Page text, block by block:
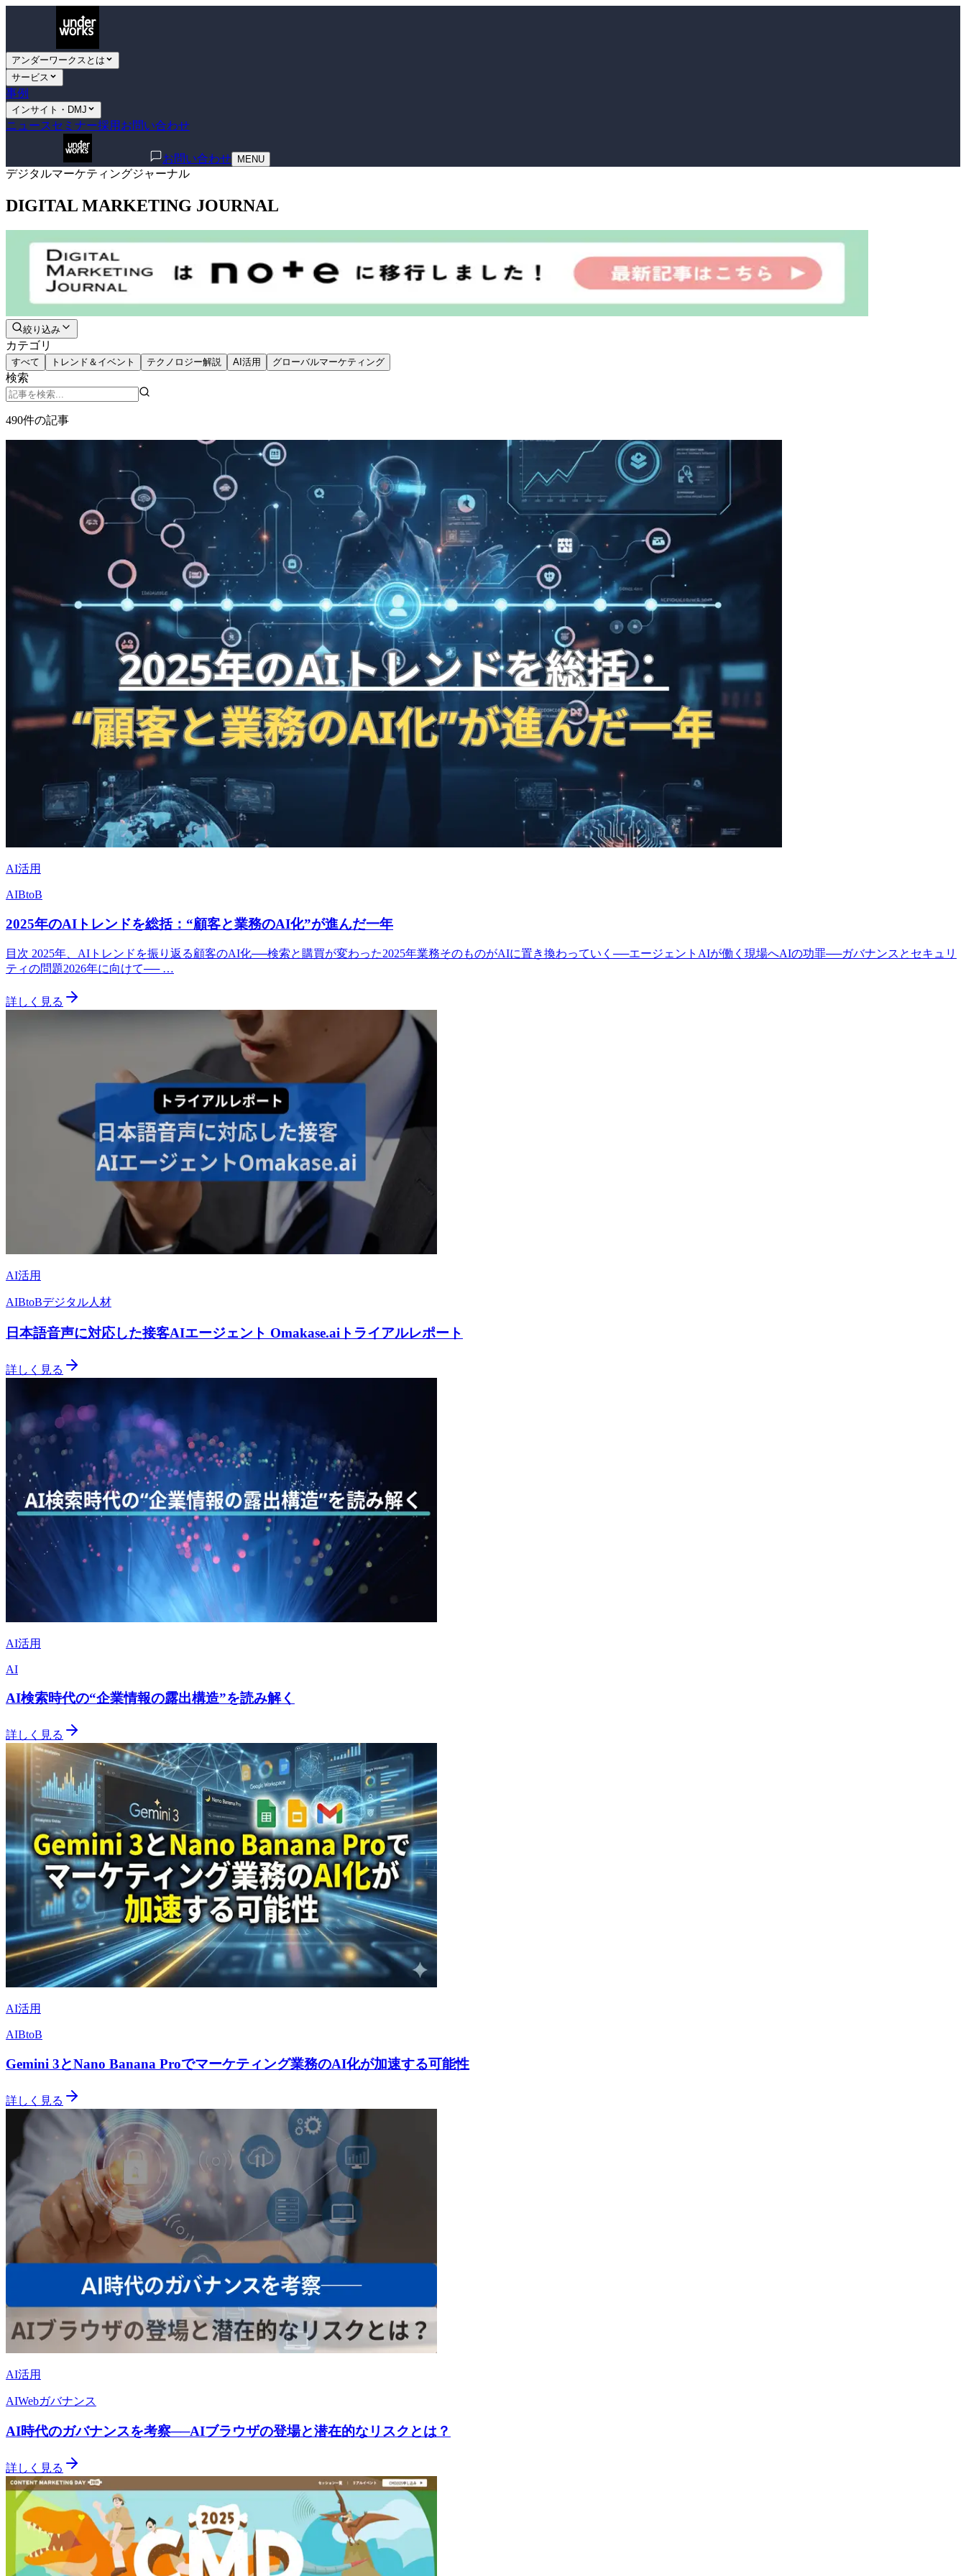
アンダーワークスとは
サービス
事例
インサイト・DMJ
ニュース セミナー採用 お問い合わせ
お問い合わせ MENU
デジタルマーケティングジャーナル
DIGITAL MARKETING JOURNAL
絞り込み
カテゴリ
すべて トレンド＆イベント テクノロジー解説 AI活用 グローバルマーケティング
検索
490件の記事
AI活用
AIBtoB
2025年のAIトレンドを総括：“顧客と業務のAI化”が進んだ一年
目次 2025年、AIトレンドを振り返る顧客のAI化──検索と購買が変わった2025年業務そのものがAIに置き換わっていく──エージェントAIが働く現場へAIの功罪──ガバナンスとセキュリ
ティの問題2026年に向けて── …
詳しく見る
AI活用
AIBtoBデジタル人材
日本語音声に対応した接客AIエージェント Omakase.aiトライアルレポート
詳しく見る
AI活用
AI
AI検索時代の“企業情報の露出構造”を読み解く
詳しく見る
AI活用
AIBtoB
Gemini 3とNano Banana Proでマーケティング業務のAI化が加速する可能性
詳しく見る
AI活用
AIWebガバナンス
AI時代のガバナンスを考察──AIブラウザの登場と潜在的なリスクとは？
詳しく見る